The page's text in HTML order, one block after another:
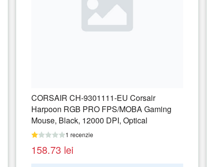
CORSAIR CH-9301111-EU Corsair
Harpoon RGB PRO FPS/MOBA Gaming
Mouse, Black, 12000 DPI, Optical
1 recenzie
158.73 lei